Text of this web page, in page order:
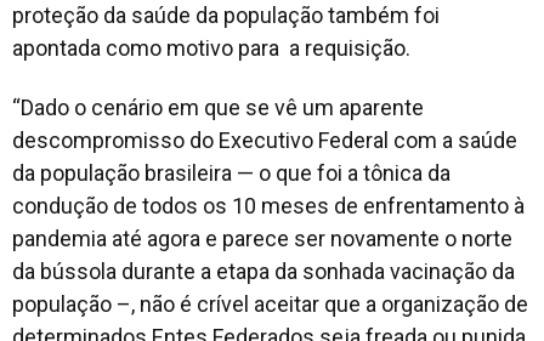
proteção da saúde da população também foi
apontada como motivo para a requisição.
“Dado o cenário em que se vê um aparente
descompromisso do Executivo Federal com a saúde
da população brasileira — o que foi a tônica da
condução de todos os 10 meses de enfrentamento à
pandemia até agora e parece ser novamente o norte
da bússola durante a etapa da sonhada vacinação da
população –, não é crível aceitar que a organização de